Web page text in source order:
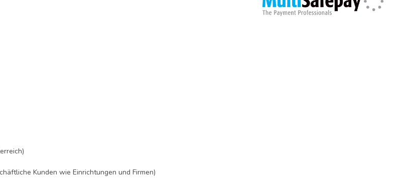
Kunden wie Einrichtungen und Firmen)